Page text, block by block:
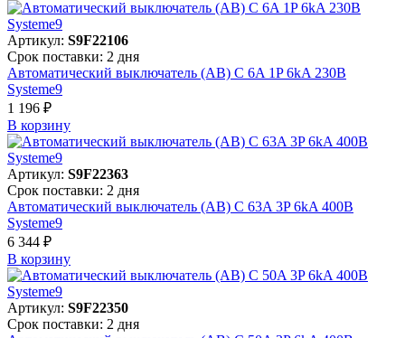
Артикул: S9F22106
Срок поставки: 2 дня
Автоматический выключатель (АВ) C 6A 1P 6kA 230В
Systeme9
1 196 ₽
В корзинy
Артикул: S9F22363
Срок поставки: 2 дня
Автоматический выключатель (АВ) C 63A 3P 6kA 400В
Systeme9
6 344 ₽
В корзинy
Артикул: S9F22350
Срок поставки: 2 дня